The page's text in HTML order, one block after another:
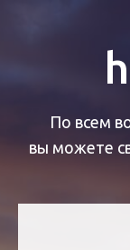
По всем
вы можете